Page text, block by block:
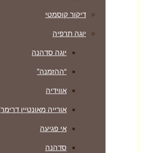
דיקור קוסמטי
יוגה תרפיה
יוגה סדהנה
“ההזמנה”
אווידיה
אורייה מאונטיין דרימר
אי פגיעה
סדהנה